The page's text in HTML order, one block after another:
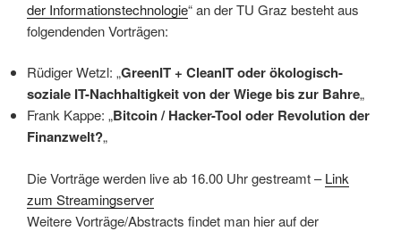
der Informationstechnologie“ an der TU Graz besteht aus
folgendenden Vorträgen:
Rüdiger Wetzl: „GreenIT + CleanIT oder ökologisch-
soziale IT-Nachhaltigkeit von der Wiege bis zur Bahre„
Frank Kappe: „Bitcoin / Hacker-Tool oder Revolution der
Finanzwelt?„
Die Vorträge werden live ab 16.00 Uhr gestreamt –Link
zum Streamingserver
Weitere Vorträge/Abstracts findet man hier auf der